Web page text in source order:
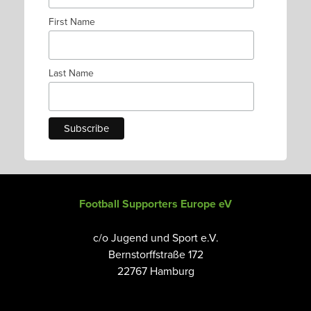
First Name
Last Name
Football Supporters Europe eV
c/o Jugend und Sport e.V.
Bernstorffstraße 172
22767 Hamburg